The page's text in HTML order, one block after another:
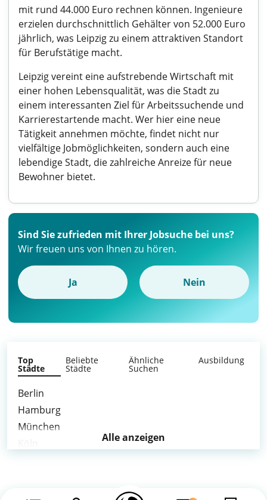
mit rund 44.000 Euro rechnen können. Ingenieure
erzielen durchschnittlich Gehälter von 52.000 Euro
jährlich, was Leipzig zu einem attraktiven Standort
für Berufstätige macht.
Leipzig vereint eine aufstrebende Wirtschaft mit
einer hohen Lebensqualität, was die Stadt zu
einem interessanten Ziel für Arbeitssuchende und
Karrierestartende macht. Wer hier eine neue
Tätigkeit annehmen möchte, findet nicht nur
vielfältige Jobmöglichkeiten, sondern auch eine
lebendige Stadt, die zahlreiche Anreize für neue
Bewohner bietet.
Sind Sie zufrieden mit Ihrer Jobsuche bei uns?
Wir freuen uns von Ihnen zu hören.
Ja Nein
Top
Städte
Beliebte
Städte
Ähnliche
Suchen
Ausbildung
Berlin
Hamburg
München
Alle anzeigen